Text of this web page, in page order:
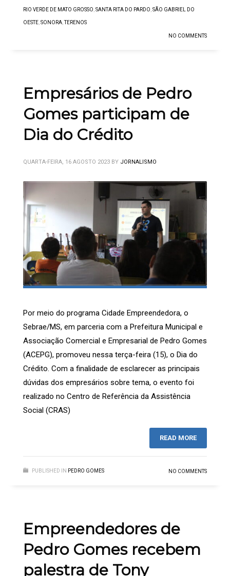
RIO VERDE DE MATO GROSSO,SANTA RITA DO PARDO,SÃO GABRIEL DO
OESTE,SONORA,TERENOS
NO COMMENTS
Empresários de Pedro
Gomes participam de
Dia do Crédito
QUARTA-FEIRA, 16 AGOSTO 2023 BY JORNALISMO
Por meio do programa Cidade Empreendedora, o
Sebrae/MS, em parceria com a Prefeitura Municipal e
Associação Comercial e Empresarial de Pedro Gomes
(ACEPG), promoveu nessa terça-feira (15), o Dia do
Crédito. Com a finalidade de esclarecer as principais
dúvidas dos empresários sobre tema, o evento foi
realizado no Centro de Referência da Assistência
Social (CRAS)
READ MORE
PUBLISHED IN PEDRO GOMES NO COMMENTS
Empreendedores de
Pedro Gomes recebem
palestra de Tony